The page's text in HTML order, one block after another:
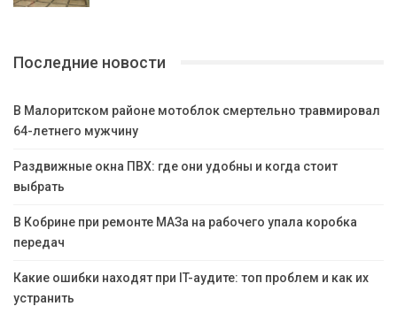
Последние новости
В Малоритском районе мотоблок смертельно травмировал
64-летнего мужчину
Раздвижные окна ПВХ: где они удобны и когда стоит
выбрать
В Кобрине при ремонте МАЗа на рабочего упала коробка
передач
Какие ошибки находят при IT-аудите: топ проблем и как их
устранить